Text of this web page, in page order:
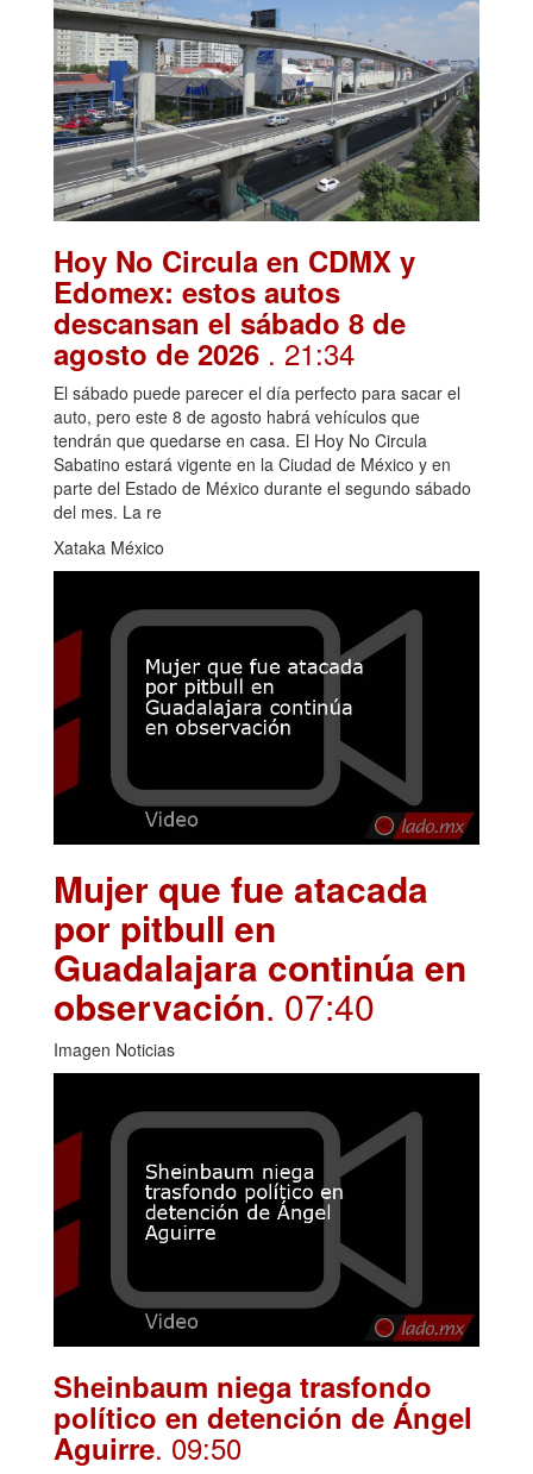
Hoy No Circula en CDMX y
Edomex: estos autos
descansan el sábado 8 de
agosto de 2026 . 21:34
El sábado puede parecer el día perfecto para sacar el
auto, pero este 8 de agosto habrá vehículos que
tendrán que quedarse en casa. El Hoy No Circula
Sabatino estará vigente en la Ciudad de México y en
parte del Estado de México durante el segundo sábado
del mes. La re
Xataka México
Mujer que fue atacada
por pitbull en
Guadalajara continúa en
observación. 07:40
Imagen Noticias
Sheinbaum niega trasfondo
político en detención de Ángel
Aguirre. 09:50